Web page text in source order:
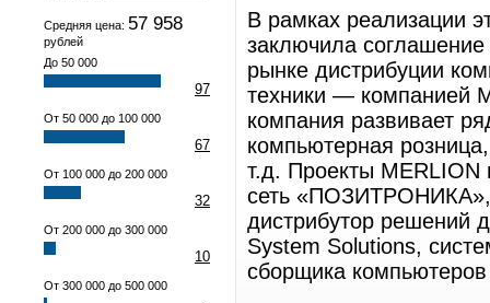
Средняя цена: 57 958
рублей
До 50 000
97
От 50 000 до 100 000
67
От 100 000 до 200 000
32
От 200 000 до 300 000
10
От 300 000 до 500 000
В рамках реализации
заключила
рынке дистрибуции
техники — компанией
компания развивает
компьютерная
т.д. Проекты
сеть
дистрибутор решений
System Solutions,
сборщика